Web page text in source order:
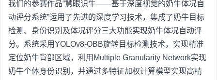
我们的参赛作品“慧眼识牛——基于深度视觉的奶牛体况自
动评分系统”运用了先进的深度学习技术，集成了奶牛目标
检测、身份识别及体况评分三大功能实现奶牛体况自动评
分。系统采用YOLOv8-OBB旋转目标检测技术，实现精准
定位奶牛背部区域，利用Multiple Granularity Network实现
奶牛个体身份识别，并通过多特征加权计算模型实现高精